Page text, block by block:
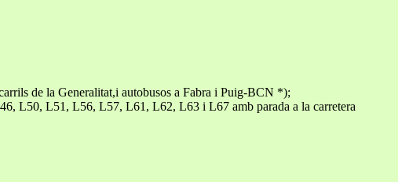
de la Generalitat,i autobusos a Fabra i Puig-BCN *);
L50, L51, L56, L57, L61, L62, L63 i L67 amb parada a la carretera